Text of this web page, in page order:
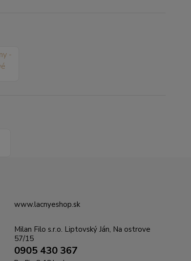
www.lacnyeshop.sk
Milan Filo s.r.o. Liptovský Ján, Na ostrove
57/15
0905 430 367